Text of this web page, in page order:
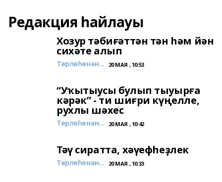
Редакция һайлауы
Хозур тәбиғәттән тән һәм йән
сихәте алып
Төрлөһөнән... 20 МАЯ , 10:53
“Уҡытыусы булып тыуырға
кәрәк” - ти шиғри күңелле,
рухлы шәхес
Төрлөһөнән... 20 МАЯ , 10:42
Тәү сиратта, хәүефһеҙлек
Төрлөһөнән... 20 МАЯ , 10:33